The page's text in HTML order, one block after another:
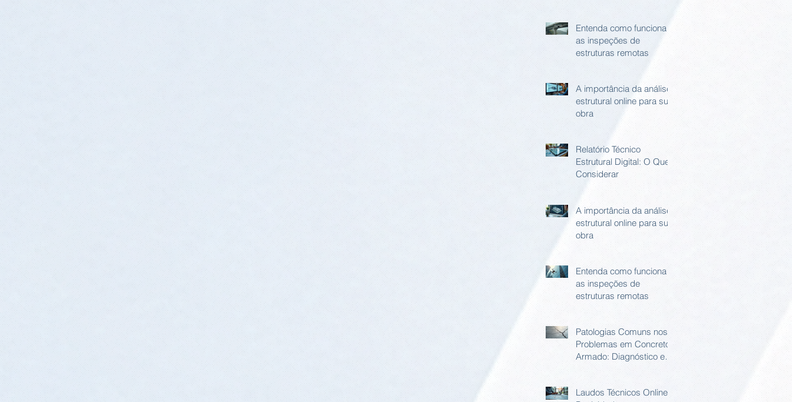
Entenda como funciona
as inspeções de
estruturas remotas
A importância da análise
estrutural online para sua
obra
Relatório Técnico
Estrutural Digital: O Que
Considerar
A importância da análise
estrutural online para sua
obra
Entenda como funciona
as inspeções de
estruturas remotas
Patologias Comuns nos
Problemas em Concreto
Armado: Diagnóstico e
Laudos Técnicos Online: